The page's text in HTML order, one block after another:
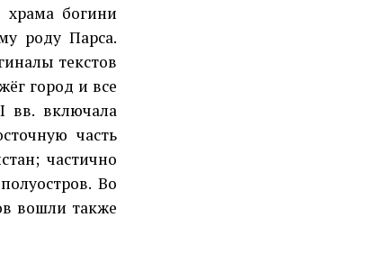
храма богини
роду Парса.
текстов
город и все
вв. включала
часть
частично
Во
вошли также